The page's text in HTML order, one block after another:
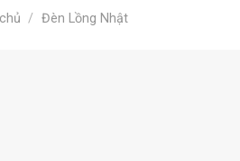
/ Đèn Lồng Nhật